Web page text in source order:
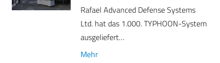
Rafael Advanced Defense Systems
Ltd. hat das 1.000. TYPHOON-System
ausgeliefert…
Mehr